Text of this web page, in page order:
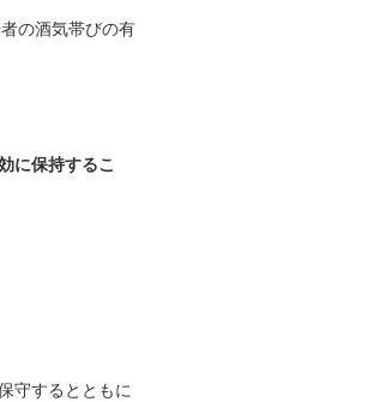
の酒気帯びの有
に保持するこ
守するとともに